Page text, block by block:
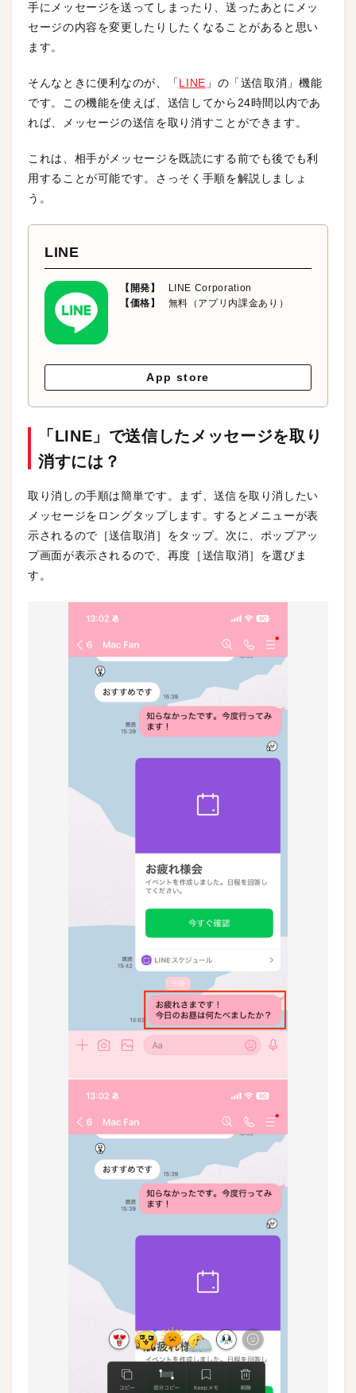
手にメッセージを送ってしまったり、送ったあとにメッ
セージの内容を変更したりしたくなることがあると思い
ます。
そんなときに便利なのが、「LINE 」の「送信取消」機能
です。この機能を使えば、送信してから24時間以内であ
れば、メッセージの送信を取り消すことができます。
これは、相手がメッセージを既読にする前でも後でも利
用することが可能です。さっそく手順を解説しましょ
う。
LINE
【開発】
LINE Corporation
【価格】
無料（アプリ内課金あり）
App store
「LINE」で送信したメッセージを取り
消すには？
取り消しの手順は簡単です。まず、送信を取り消したい
メッセージをロングタップします。するとメニューが表
示されるので［送信取消］をタップ。次に、ポップアッ
プ画面が表示されるので、再度［送信取消］を選びま
す。